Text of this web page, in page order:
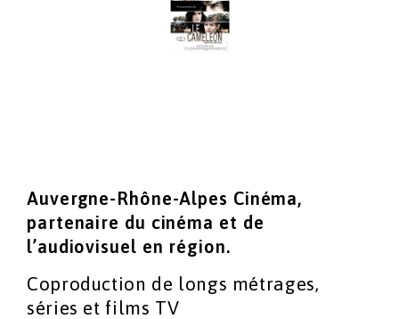
Auvergne-Rhône-Alpes Cinéma,
partenaire du cinéma et de
l’audiovisuel en région.
Coproduction de longs métrages,
séries et films TV